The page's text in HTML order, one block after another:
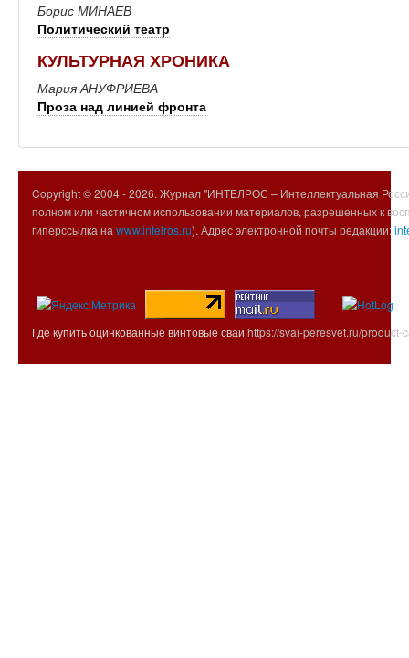
Борис МИНАЕВ
Политический театр
КУЛЬТУРНАЯ ХРОНИКА
Мария АНУФРИЕВА
Проза над линией фронта
Copyright © 2004 -2026. Журнал "ИНТЕЛРОС – Интеллектуальная
полном или частичном использовании материалов, разрешенных к
гиперссылка на www.intelros.ru). Адрес электронной почты редакции:
Где купить оцинкованные винтовые сваи https://svai-peresvet.ru/product-